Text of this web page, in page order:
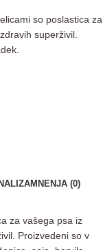
so poslastica za
superživil.
MNENJA (0)
za vašega psa iz
Proizvedeni so v